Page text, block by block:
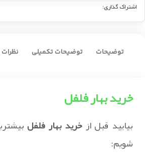
اشتراک گذاری:
توضیحات توضیحات تکمیلی نظرات
خرید بهار فلفل
بیایید قبل ازخرید بهار فلفل
شویم: